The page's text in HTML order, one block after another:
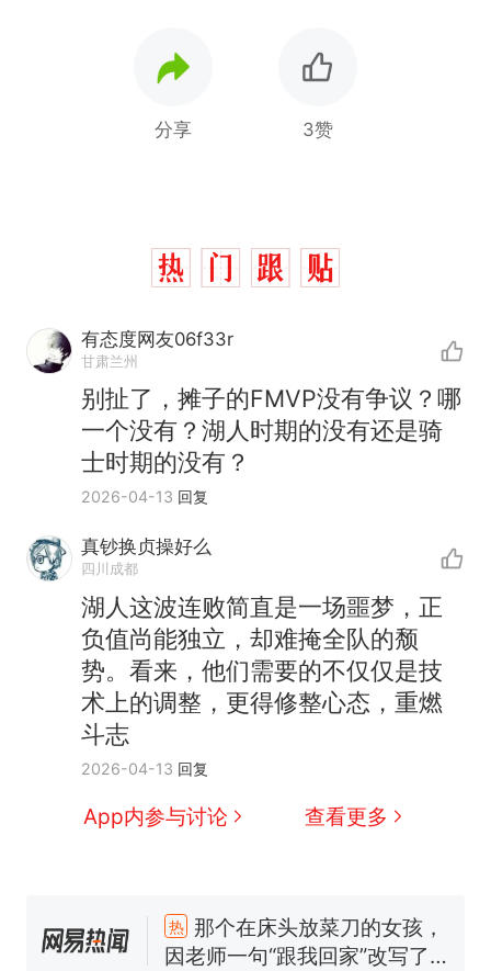
分享 3赞
有态度网友06f33r
甘肃兰州
别扯了，摊子的FMVP没有争议？哪
一个没有？湖人时期的没有还是骑
士时期的没有？
2026-04-13 回复
真钞换贞操好么
四川成都
湖人这波连败简直是一场噩梦，正
负值尚能独立，却难掩全队的颓
势。看来，他们需要的不仅仅是技
术上的调整，更得修整心态，重燃
斗志
2026-04-13 回复
App内参与讨论 查看更多
人生
新
制裁瓜子饺子，美国怕什
么？